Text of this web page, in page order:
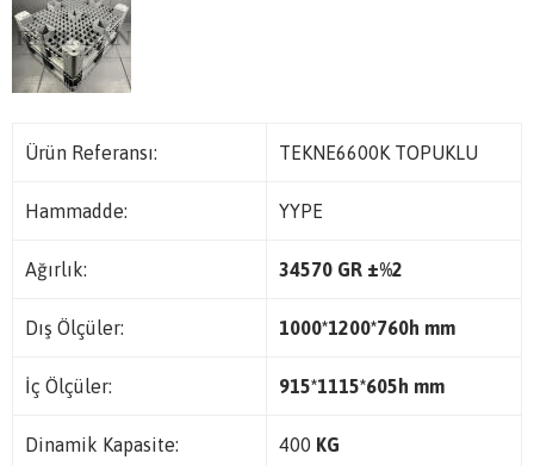
Ürün Referansı: TEKNE6600K TOPUKLU
Hammadde: YYPE
Ağırlık: 34570 GR ±%2
Dış Ölçüler: 1000*1200*760h mm
İç Ölçüler: 915*1115*605h mm
Dinamik Kapasite: 400 KG